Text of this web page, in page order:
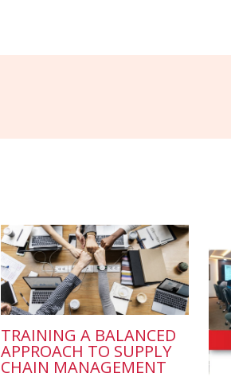
TRAINING A BALANCED
APPROACH TO SUPPLY
CHAIN MANAGEMENT